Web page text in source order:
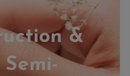
&